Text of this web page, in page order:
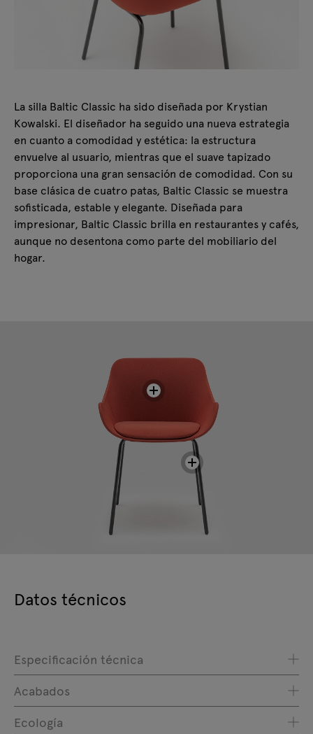
La silla Baltic Classic ha sido diseñada por Krystian
Kowalski. El diseñador ha seguido una nueva estrategia
en cuanto a comodidad y estética: la estructura
envuelve al usuario, mientras que el suave tapizado
proporciona una gran sensación de comodidad. Con su
base clásica de cuatro patas, Baltic Classic se muestra
sofisticada, estable y elegante. Diseñada para
impresionar, Baltic Classic brilla en restaurantes y cafés,
aunque no desentona como parte del mobiliario del
hogar.
Datos técnicos
Especificación técnica
Acabados
Ecología